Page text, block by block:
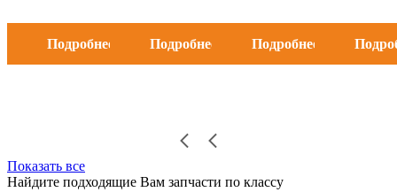
Подробнее Подробнее Подробнее
Показать все
Найдите подходящие Вам запчасти по классу